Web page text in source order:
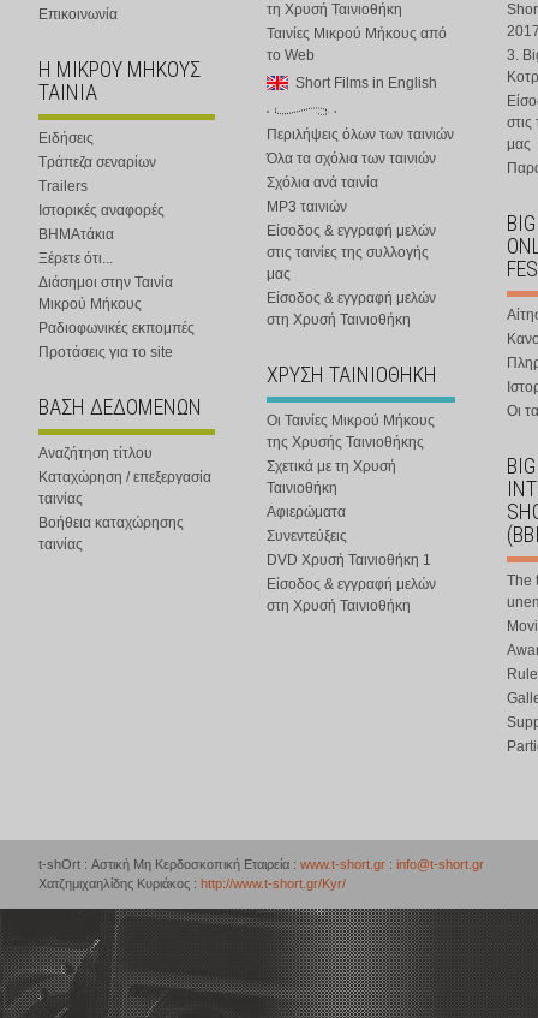
Επικοινωνία
Η ΜΙΚΡΟΥ ΜΗΚΟΥΣ
ΤΑΙΝΙΑ
Ειδήσεις
Τράπεζα σεναρίων
Trailers
Ιστορικές αναφορές
ΒΗΜΑτάκια
Ξέρετε ότι...
Διάσημοι στην Ταινία
Μικρού Μήκους
Ραδιοφωνικές εκπομπές
Προτάσεις για το site
ΒΑΣΗ ΔΕΔΟΜΕΝΩΝ
Αναζήτηση τίτλου
Καταχώρηση / επεξεργασία
ταινίας
Βοήθεια καταχώρησης
ταινίας
τη Χρυσή Ταινιοθήκη
Ταινίες Μικρού Μήκους από
το Web
Short Films in English
Περιλήψεις όλων των ταινιών
Όλα τα σχόλια των ταινιών
Σχόλια ανά ταινία
MP3 ταινιών
Είσοδος & εγγραφή μελών
στις ταινίες της συλλογής
μας
Είσοδος & εγγραφή μελών
στη Χρυσή Ταινιοθήκη
ΧΡΥΣΗ ΤΑΙΝΙΟΘΗΚΗ
Οι Ταινίες Μικρού Μήκους
της Χρυσής Ταινιοθήκης
Σχετικά με τη Χρυσή
Ταινιοθήκη
Αφιερώματα
Συνεντεύξεις
DVD Χρυσή Ταινιοθήκη 1
Είσοδος & εγγραφή μελών
στη Χρυσή Ταινιοθήκη
3.
στις
μας
Οι
The
t-shOrt : Αστική Μη Κερδοσκοπική Εταιρεία : www.t-short.gr : info@t-short.gr
Χατζημιχαηλίδης Κυριάκος : http://www.t-short.gr/Kyr/